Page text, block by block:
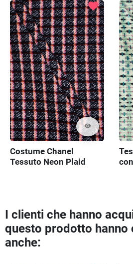
visibility
favorite
Costume Chanel
Tessuto Neon Plaid
I clienti che hanno
questo prodotto hanno
anche: